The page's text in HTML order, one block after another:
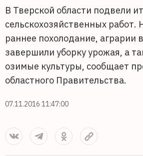
В Тверской области подвели
сельскохозяйственных работ.
раннее похолодание, аграрии
завершили уборку урожая, а
озимые культуры, сообщает
областного Правительства.
07.11.2016 11:47:00